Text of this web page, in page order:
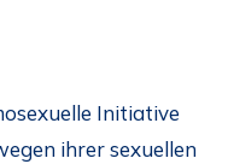
Initiative
ihrer sexuellen